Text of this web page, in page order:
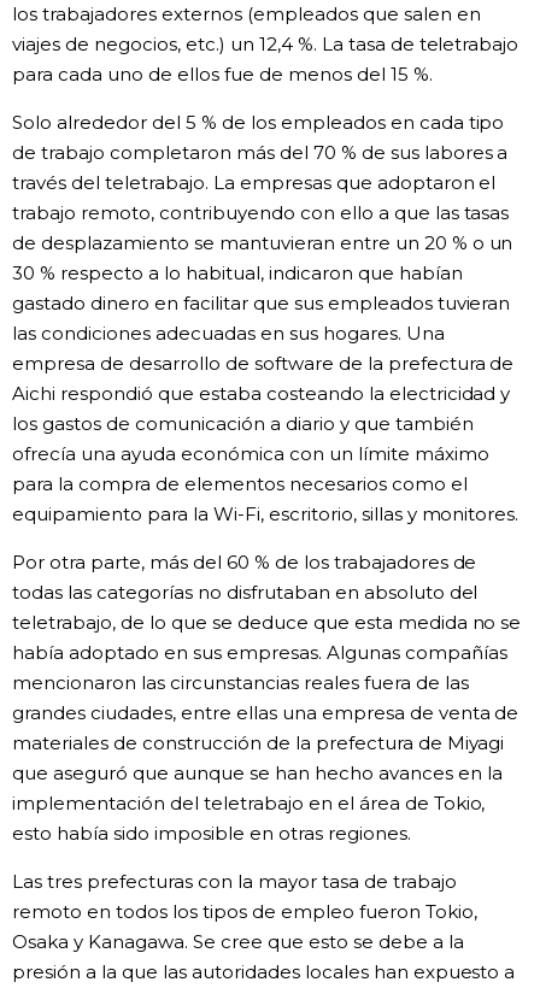
los trabajadores externos (empleados que salen en
viajes de negocios, etc.) un 12,4 %. La tasa de teletrabajo
para cada uno de ellos fue de menos del 15 %.
Solo alrededor del 5 % de los empleados en cada tipo
de trabajo completaron más del 70 % de sus labores a
través del teletrabajo. La empresas que adoptaron el
trabajo remoto, contribuyendo con ello a que las tasas
de desplazamiento se mantuvieran entre un 20 % o un
30 % respecto a lo habitual, indicaron que habían
gastado dinero en facilitar que sus empleados tuvieran
las condiciones adecuadas en sus hogares. Una
empresa de desarrollo de software de la prefectura de
Aichi respondió que estaba costeando la electricidad y
los gastos de comunicación a diario y que también
ofrecía una ayuda económica con un límite máximo
para la compra de elementos necesarios como el
equipamiento para la Wi-Fi, escritorio, sillas y monitores.
Por otra parte, más del 60 % de los trabajadores de
todas las categorías no disfrutaban en absoluto del
teletrabajo, de lo que se deduce que esta medida no se
había adoptado en sus empresas. Algunas compañías
mencionaron las circunstancias reales fuera de las
grandes ciudades, entre ellas una empresa de venta de
materiales de construcción de la prefectura de Miyagi
que aseguró que aunque se han hecho avances en la
implementación del teletrabajo en el área de Tokio,
esto había sido imposible en otras regiones.
Las tres prefecturas con la mayor tasa de trabajo
remoto en todos los tipos de empleo fueron Tokio,
Osaka y Kanagawa. Se cree que esto se debe a la
presión a la que las autoridades locales han expuesto a